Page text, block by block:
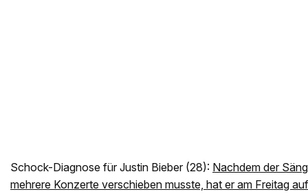
Schock-Diagnose für Justin Bieber (28): Nachdem der
mehrere Konzerte verschieben musste, hat er am Freitag